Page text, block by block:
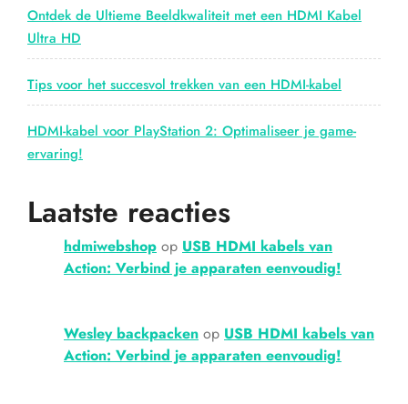
Ontdek de Ultieme Beeldkwaliteit met een HDMI Kabel
Ultra HD
Tips voor het succesvol trekken van een HDMI-kabel
HDMI-kabel voor PlayStation 2: Optimaliseer je game-
ervaring!
Laatste reacties
hdmiwebshop op USB HDMI kabels van
Action: Verbind je apparaten eenvoudig!
Wesley backpacken op USB HDMI kabels van
Action: Verbind je apparaten eenvoudig!